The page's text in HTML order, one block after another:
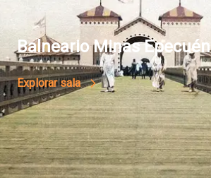
Balneario Minas Epecuén
Explorar sala